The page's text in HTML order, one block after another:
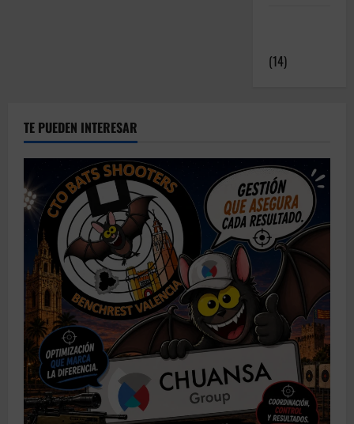
(14)
TE PUEDEN INTERESAR